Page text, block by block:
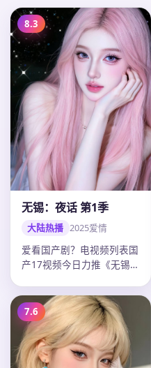
8.3
无锡：夜话 第1季
大陆热播 2025爱情
爱看国产剧？电视频列表国
产17视频今日力推《无锡：
国…
7.6